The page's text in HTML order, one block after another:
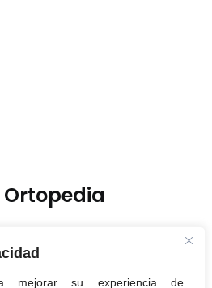
mejorar su experiencia de
Ortopedia